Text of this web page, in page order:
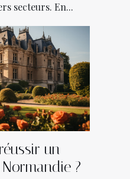
secteurs. En...
un
?